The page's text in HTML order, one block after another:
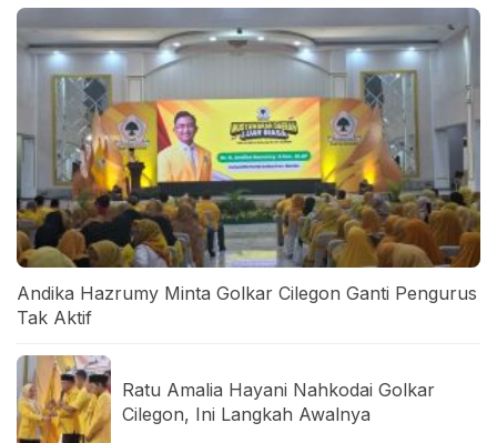
Andika Hazrumy Minta Golkar Cilegon Ganti Pengurus
Tak Aktif
Ratu Amalia Hayani Nahkodai Golkar
Cilegon, Ini Langkah Awalnya